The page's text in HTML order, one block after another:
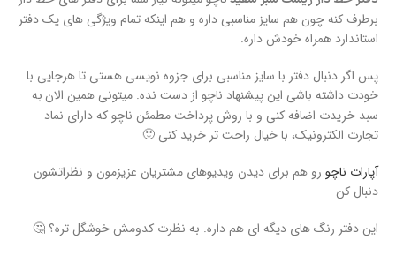
برطرف کنه چون هم سایز مناسبی داره و هم اینکه تمام ویژگی های یک دفتر
استاندارد همراه خودش داره.
پس اگر دنبال دفتر با سایز مناسبی برای جزوه نویسی هستی تا هرجایی با
خودت داشته باشی این پیشنهاد ناچو از دست نده. میتونی همین الان به
سبد خریدت اضافه کنی و با روش پرداخت مطمئن ناچو که دارای نماد
تجارت الکترونیک، با خیال راحت تر خرید کنی 🙂
آپارات ناچو رو هم برای دیدن ویدیوهای مشتریان عزیزمون و نظراتشون
دنبال کن
این دفتر رنگ های دیگه ای هم داره. به نظرت کدومش خوشگل تره؟ 🤔